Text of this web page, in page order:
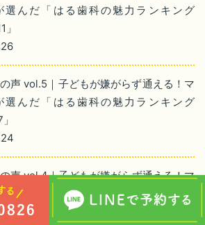
選んだ「はる歯科の魅力ランキング
声 vol.5｜子どもが嫌がらず通える！マ
選んだ「はる歯科の魅力ランキング
声 vol.4｜子どもが嫌がらず通える！マ
選んだ「はる歯科の魅力ランキング